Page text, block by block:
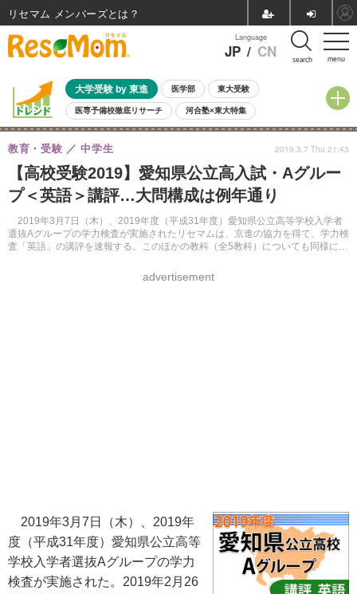
menu
Language
JP / CN search
大学受験 by 東進 医学部 東大受験
医専予備校徹底リサーチ 河合塾×東大特集
親子で考える大学選び 高校受験 中学受験 小学校受験
共通テスト 夏休み
8月開催イベント・WS 全国公立高校 過去問 人気記事
自由研究教材（小学生向け） 自由研究教材（中学生向け） ランキング
【高校受験2019】愛知県公立高入試・Aグルー
プ＜英語＞講評…大問構成は例年通り
2019年3月7日（木）、2019年度（平成31年度）愛知県公立高等学校入学者
選抜Aグループの学力検査が実施されたリセマムは、京進の協力を得て、学力検
査「英語」の講評を速報する。このほかの教科（全5教科）についても同様に掲
教育・受験 中学生
advertisement
2019.3.7 Thu 21:43
2019年3月7日（木）、2019年
度（平成31年度）愛知県公立高等
学校入学者選抜Aグループの学力
検査が実施された。2019年2月26
リセマム メンバーズ